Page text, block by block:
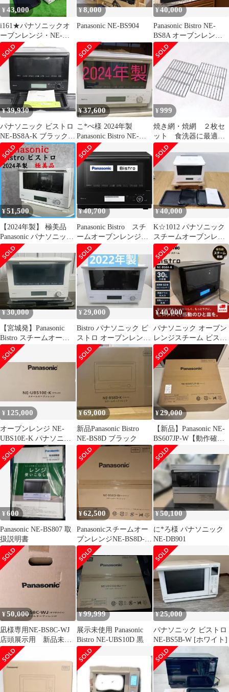
¥43,000
i161★パナソニックオ
ーブンレンジ・NE-
BS5C-W/2025年製・保
証付き・送料無料
★2601
¥8,000
Panasonic NE-BS904
¥40,000
Panasonic Bistro NE-
BS8A オーブンレンジ
本体
¥39,930
パナソニック ビストロ
NE-BS8A-K ブラック
スチームオーブンレン
ジ 30L 2段調理タイプ
Panasonic Bistro 本体
¥37,600
こ*ぺ様 2024年製
Panasonic Bistro NE-
BS8A オーブ
¥999
焼き網・焼網 ２枚セ
ット 食洗器に最適
オーブンレンジ グリ
ル
¥51,500
【2024年製】 極美品
Panasonic パナソニック
Bistro ビストロ スチー
ムオーブンレンジ NE-
BS8A-W 50/60Hz
¥40,700
Panasonic Bistro スチ
ームオーブンレンジ
NE-BS8A-K
¥40,000
K☆1012 パナソニック
スチームオーブンレン
ジ NE-BS8A-W
¥30,000
【宮城発】Panasonic
Bistro スチームオーブ
ンレンジ NE-BS8A-W
2022年製 動作確認済み
¥ 29,000
Bistro パナソニック ビ
ストロ オーブンレンジ
NE-BS8A-W
¥40,000
パナソニック オーブン
レンジスチーム ビスト
ロ 30L NE-BS8A-K
¥ 125,000
オーブンレンジ NE-
UBS10E-K パナソニッ
ク
¥69,000
新品Panasonic Bistro
NE-BS8D ブラック
¥29,000
【新品】Panasonic NE-
BS607JP-W【動作確認
のみ】
¥600
Panasonic NE-BS807 取
扱説明書
¥62,500
Panasonicスチームオー
ブンレンジNE-BS8D-
W(オフホワイト)
¥50,100
に*ろ様 パナソニック
NE-DB901
¥50,000
凪様専用NE-BS8C-WJ
店頭展示用 新品未使
用 未開封Panasonic
¥99,999
展示未使用 Panasonic
Bistro NE-UBS10D 黒
¥25,000
パナソニック ビストロ
NE-BS5B-W [ホワイト]